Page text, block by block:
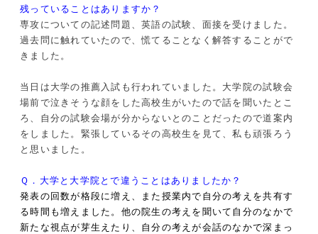
残っていることはありますか？
専攻についての記述問題、英語の試験、面接を受けました。
過去問に触れていたので、慌てることなく解答することがで
きました。
当日は大学の推薦入試も行われていました。大学院の試験会
場前で泣きそうな顔をした高校生がいたので話を聞いたとこ
ろ、自分の試験会場が分からないとのことだったので道案内
をしました。緊張しているその高校生を見て、私も頑張ろう
と思いました。
Ｑ．大学と大学院とで違うことはありましたか？
発表の回数が格段に増え、また授業内で自分の考えを共有す
る時間も増えました。他の院生の考えを聞いて自分のなかで
新たな視点が芽生えたり、自分の考えが会話のなかで深まっ